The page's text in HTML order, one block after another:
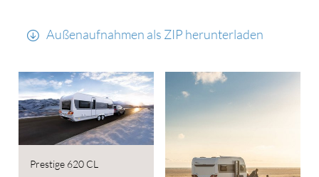
Außenaufnahmen als ZIP herunterladen
Prestige 620 CL